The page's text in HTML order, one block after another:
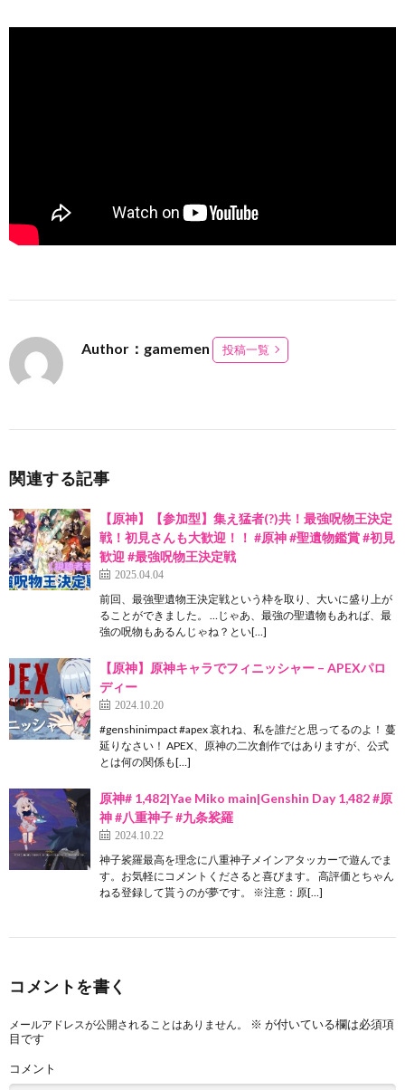
Author：gamemen 投稿一覧
関連する記事
【原神】【参加型】集え猛者(?)共！最強呪物王決定
戦！初見さんも大歓迎！！ #原神 #聖遺物鑑賞 #初見
歓迎 #最強呪物王決定戦
2025.04.04
前回、最強聖遺物王決定戦という枠を取り、大いに盛り上が
ることができました。 …じゃあ、最強の聖遺物もあれば、最
強の呪物もあるんじゃね？とい[…]
【原神】原神キャラでフィニッシャー – APEXパロ
ディー
2024.10.20
#genshinimpact #apex 哀れね、私を誰だと思ってるのよ！ 蔓
延りなさい！ APEX、原神の二次創作ではありますが、公式
とは何の関係も[…]
原神# 1,482|Yae Miko main|Genshin Day 1,482 #原
神 #八重神子 #九条裟羅
2024.10.22
神子裟羅最高を理念に八重神子メインアタッカーで遊んでま
す。お気軽にコメントくださると喜びます。 高評価とちゃん
ねる登録して貰うのが夢です。 ※注意：原[…]
コメントを書く
メールアドレスが公開されることはありません。 ※ が付いている欄は必須項
目です
コメント